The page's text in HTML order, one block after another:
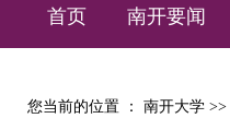
首页 南开要闻
您当前的位置 ： 南开大学 >>